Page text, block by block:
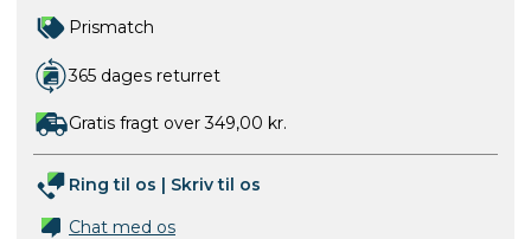
Prismatch
365 dages returret
Gratis fragt over 349,00 kr.
Ring til os | Skriv til os
Chat med os